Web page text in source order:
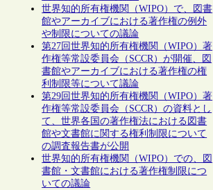
世界知的所有権機関（WIPO）で、図書
館やアーカイブにおける著作権の例外
や制限についての議論
第27回世界知的所有権機関（WIPO）著
作権等常設委員会（SCCR）が開催、図
書館やアーカイブにおける著作権の権
利制限等について議論
第29回世界知的所有権機関（WIPO）著
作権等常設委員会（SCCR）の資料とし
て、世界各国の著作権法における図書
館や文書館に関する権利制限について
の調査報告書が公開
世界知的所有権機関（WIPO）での、図
書館・文書館における著作権制限につ
いての議論